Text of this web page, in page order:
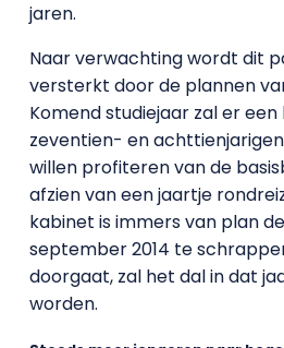
jaren.
Naar verwachting wordt dit
versterkt door de plannen
Komend studiejaar zal er
zeventien- en
willen profiteren van de
afzien van een jaartje
kabinet is immers van plan
september 2014 te
doorgaat, zal het dal in dat
worden.